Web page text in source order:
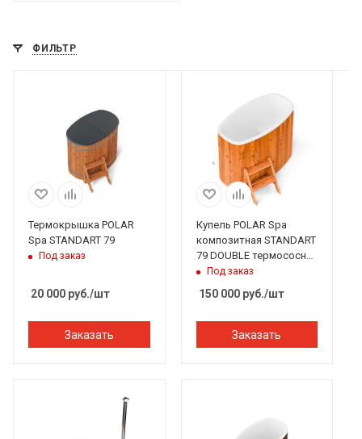
ФИЛЬТР
Термокрышка POLAR
Spa STANDART 79
Под заказ
20 000 руб./шт
Заказать
Купель POLAR Spa
композитная STANDART
79 DOUBLE термососна
светлая +
Термокрышка
Под заказ
150 000руб./шт
Заказать